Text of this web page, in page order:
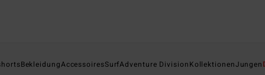
BekleidungAccessoiresSurfAdventure DivisionKollektionenJungen